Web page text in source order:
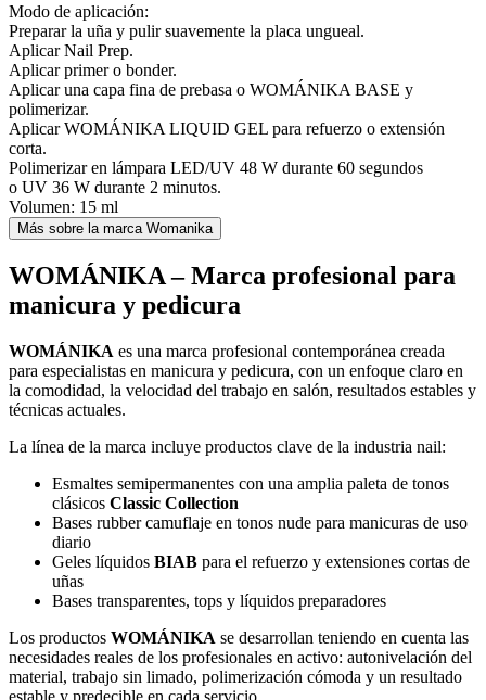
Modo de aplicación:
Preparar la uña y pulir suavemente la placa ungueal.
Aplicar Nail Prep.
Aplicar primer o bonder.
Aplicar una capa fina de prebasa o WOMÁNIKA BASE y
polimerizar.
Aplicar WOMÁNIKA LIQUID GEL para refuerzo o extensión
corta.
Polimerizar en lámpara LED/UV 48 W durante 60 segundos
o UV 36 W durante 2 minutos.
Volumen: 15 ml
Más sobre la marca Womanika
WOMÁNIKA – Marca profesional para
manicura y pedicura
WOMÁNIKA es una marca profesional contemporánea creada
para especialistas en manicura y pedicura, con un enfoque claro en
la comodidad, la velocidad del trabajo en salón, resultados estables y
técnicas actuales.
La línea de la marca incluye productos clave de la industria nail:
Esmaltes semipermanentes con una amplia paleta de tonos
clásicos Classic Collection
Bases rubber camuflaje en tonos nude para manicuras de uso
diario
Geles líquidos BIAB para el refuerzo y extensiones cortas de
uñas
Bases transparentes, tops y líquidos preparadores
Los productos WOMÁNIKA se desarrollan teniendo en cuenta las
necesidades reales de los profesionales en activo: autonivelación del
material, trabajo sin limado, polimerización cómoda y un resultado
estable y predecible en cada servicio.